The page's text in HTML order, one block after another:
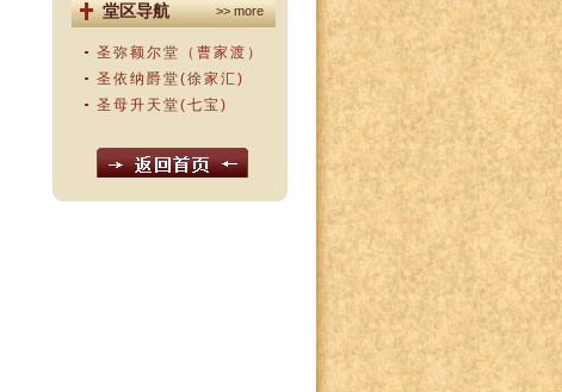
堂区导航 >> more
圣弥额尔堂（曹家渡）
圣依纳爵堂(徐家汇)
圣母升天堂(七宝)